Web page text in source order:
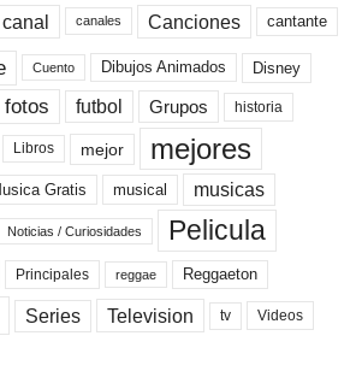
canal canales Canciones cantante
Cuento Dibujos Animados Disney
fotos futbol Grupos historia
Libros mejor mejores
Gratis musical musicas
Noticias / Curiosidades Pelicula
Principales reggae Reggaeton
Series Television tv Videos